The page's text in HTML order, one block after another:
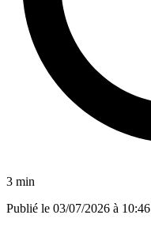
3 min
Publié le 03/07/2026 à 10:46